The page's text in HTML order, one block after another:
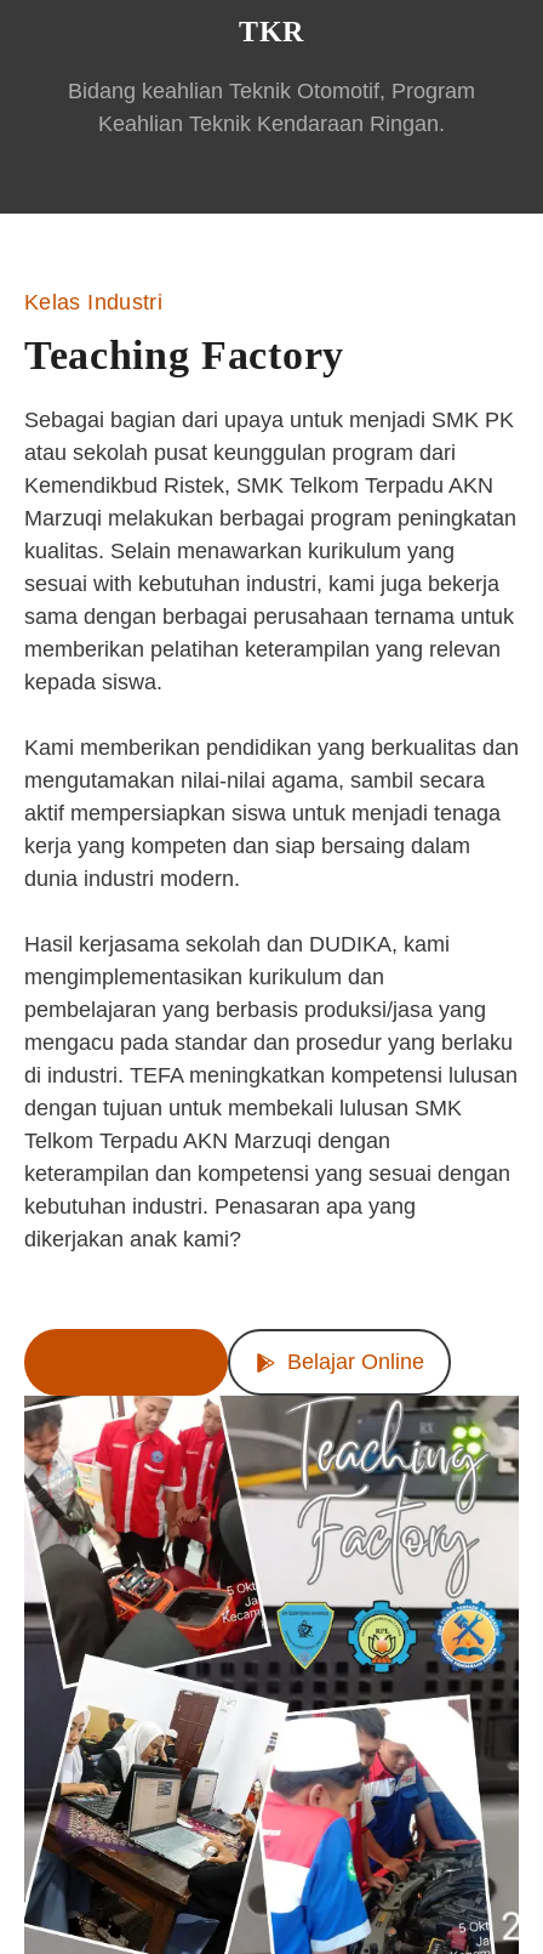
TKR
Bidang keahlian Teknik Otomotif, Program
Keahlian Teknik Kendaraan Ringan.
Kelas Industri
Teaching Factory
Sebagai bagian dari upaya untuk menjadi SMK PK
atau sekolah pusat keunggulan program dari
Kemendikbud Ristek, SMK Telkom Terpadu AKN
Marzuqi melakukan berbagai program peningkatan
kualitas. Selain menawarkan kurikulum yang
sesuai with kebutuhan industri, kami juga bekerja
sama dengan berbagai perusahaan ternama untuk
memberikan pelatihan keterampilan yang relevan
kepada siswa.
Kami memberikan pendidikan yang berkualitas dan
mengutamakan nilai-nilai agama, sambil secara
aktif mempersiapkan siswa untuk menjadi tenaga
kerja yang kompeten dan siap bersaing dalam
dunia industri modern.
Hasil kerjasama sekolah dan DUDIKA, kami
mengimplementasikan kurikulum dan
pembelajaran yang berbasis produksi/jasa yang
mengacu pada standar dan prosedur yang berlaku
di industri. TEFA meningkatkan kompetensi lulusan
dengan tujuan untuk membekali lulusan SMK
Telkom Terpadu AKN Marzuqi dengan
keterampilan dan kompetensi yang sesuai dengan
kebutuhan industri. Penasaran apa yang
dikerjakan anak kami?
Belajar Online